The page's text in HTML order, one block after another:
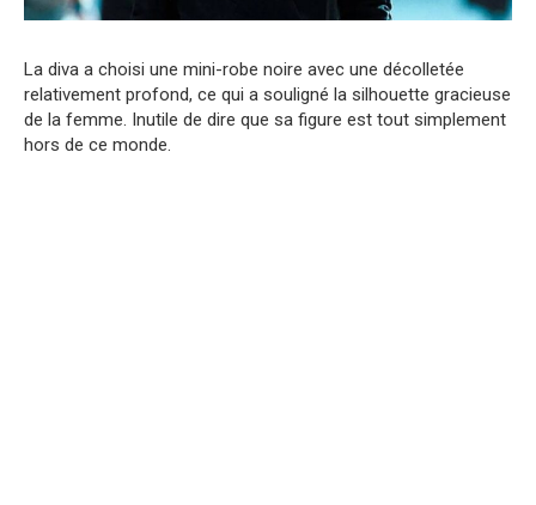
La diva a choisi une mini-robe noire avec une décolletée
relativement profond, ce qui a souligné la silhouette gracieuse
de la femme. Inutile de dire que sa figure est tout simplement
hors de ce monde.